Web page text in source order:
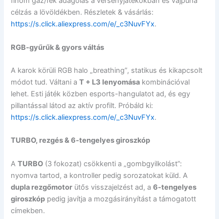
célzás a lövöldékben. Részletek & vásárlás:
https://s.click.aliexpress.com/e/_c3NuvFYx.
RGB-gyűrűk & gyors váltás
A karok körüli RGB halo „breathing”, statikus és kikapcsolt
módot tud. Váltani aT + L3 lenyomása kombinációval
lehet. Esti játék közben esports-hangulatot ad, és egy
pillantással látod az aktív profilt. Próbáld ki:
https://s.click.aliexpress.com/e/_c3NuvFYx.
TURBO, rezgés & 6-tengelyes giroszkóp
ATURBO (3 fokozat) csökkenti a „gombgyilkolást”:
nyomva tartod, a kontroller pedig sorozatokat küld. A
dupla rezgőmotor ütős visszajelzést ad, a6-tengelyes
giroszkóp pedig javítja a mozgásirányítást a támogatott
címekben.